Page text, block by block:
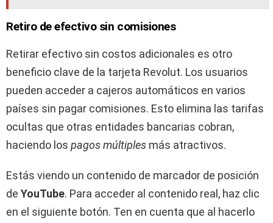
Retiro de efectivo sin comisiones
Retirar efectivo sin costos adicionales es otro
beneficio clave de la tarjeta Revolut. Los usuarios
pueden acceder a cajeros automáticos en varios
países sin pagar comisiones. Esto elimina las tarifas
ocultas que otras entidades bancarias cobran,
haciendo los pagos múltiples más atractivos.
Estás viendo un contenido de marcador de posición
de YouTube. Para acceder al contenido real, haz clic
en el siguiente botón. Ten en cuenta que al hacerlo